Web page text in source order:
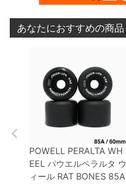
あなたにおすすめの商品
POWELL PERALTA WH
EEL パウエルペラルタ ウ
ィール RAT BONES 85A